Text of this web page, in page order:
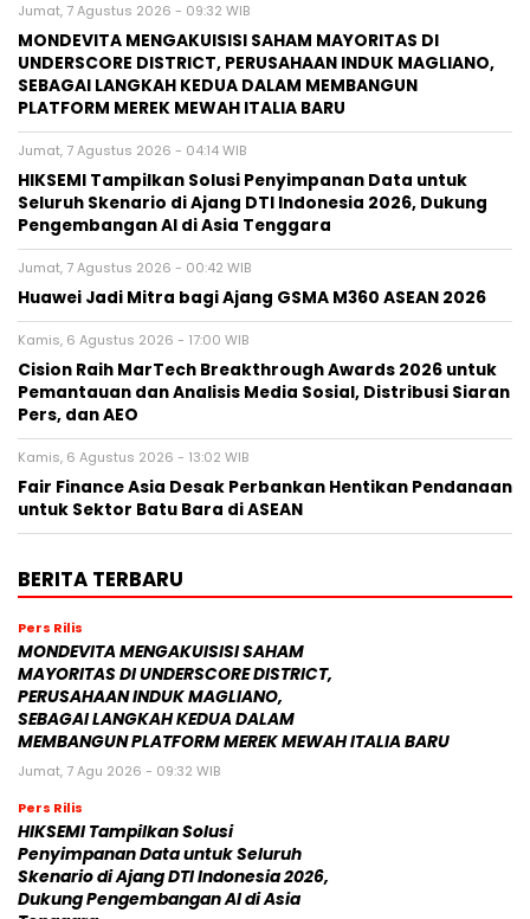
Jumat, 7 Agustus 2026 - 09:32 WIB
MONDEVITA MENGAKUISISI SAHAM MAYORITAS DI
UNDERSCORE DISTRICT, PERUSAHAAN INDUK MAGLIANO,
SEBAGAI LANGKAH KEDUA DALAM MEMBANGUN
PLATFORM MEREK MEWAH ITALIA BARU
Jumat, 7 Agustus 2026 - 04:14 WIB
HIKSEMI Tampilkan Solusi Penyimpanan Data untuk
Seluruh Skenario di Ajang DTI Indonesia 2026, Dukung
Pengembangan AI di Asia Tenggara
Jumat, 7 Agustus 2026 - 00:42 WIB
Huawei Jadi Mitra bagi Ajang GSMA M360 ASEAN 2026
Kamis, 6 Agustus 2026 - 17:00 WIB
Cision Raih MarTech Breakthrough Awards 2026 untuk
Pemantauan dan Analisis Media Sosial, Distribusi Siaran
Pers, dan AEO
Kamis, 6 Agustus 2026 - 13:02 WIB
Fair Finance Asia Desak Perbankan Hentikan Pendanaan
untuk Sektor Batu Bara di ASEAN
BERITA TERBARU
Pers Rilis
MONDEVITA MENGAKUISISI SAHAM
MAYORITAS DI UNDERSCORE DISTRICT,
PERUSAHAAN INDUK MAGLIANO,
SEBAGAI LANGKAH KEDUA DALAM
MEMBANGUN PLATFORM MEREK MEWAH ITALIA BARU
Jumat, 7 Agu 2026 - 09:32 WIB
Pers Rilis
HIKSEMI Tampilkan Solusi
Penyimpanan Data untuk Seluruh
Skenario di Ajang DTI Indonesia 2026,
Dukung Pengembangan AI di Asia